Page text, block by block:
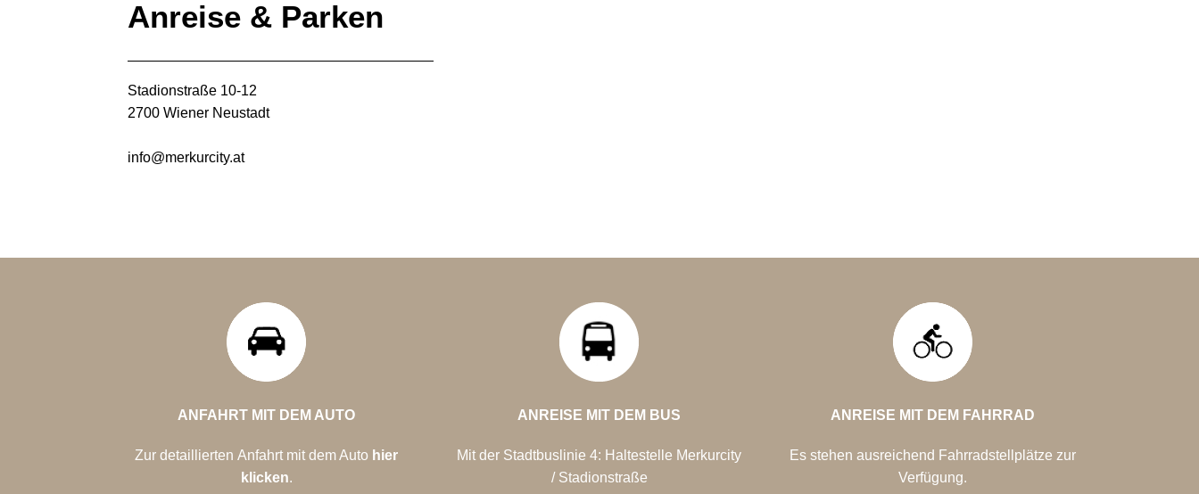
Anreise & Parken
Stadionstraße 10-12
2700 Wiener Neustadt
info@merkurcity.at
ANFAHRT MIT DEM AUTO
Zur detaillierten Anfahrt mit dem Auto hier
klicken.
ANREISE MIT DEM BUS
Mit der Stadtbuslinie 4: Haltestelle Merkurcity
/ Stadionstraße
ANREISE MIT DEM FAHRRAD
Es stehen ausreichend Fahrradstellplätze zur
Verfügung.